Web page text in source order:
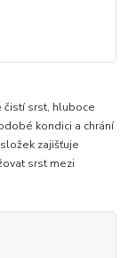
čistí srst, hluboce
kondici a chrání
zajišťuje
srst mezi